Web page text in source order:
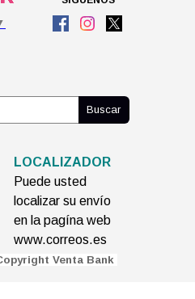
opyright Venta Bank
Buscar
LOCALIZADOR
Puede usted
localizar su envío
en la pagína web
www.correos.es